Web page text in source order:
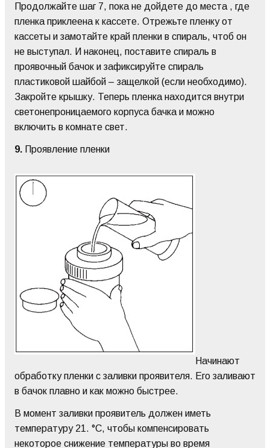
Продолжайте шаг 7, пока не дойдете до места , где
пленка приклеена к кассете. Отрежьте пленку от
кассеты и замотайте край пленки в спираль, чтоб он
не выступал. И наконец, поставите спираль в
проявочный бачок и зафиксируйте спираль
пластиковой шайбой – защелкой (если необходимо).
Закройте крышку. Теперь пленка находится внутри
светонепроницаемого корпуса бачка и можно
включить в комнате свет.
9. Проявление пленки
Начинают
обработку пленки с заливки проявителя. Его заливают
в бачок плавно и как можно быстрее.
В момент заливки проявитель должен иметь
температуру 21. °С, чтобы компенсировать
некоторое снижение температуры во время